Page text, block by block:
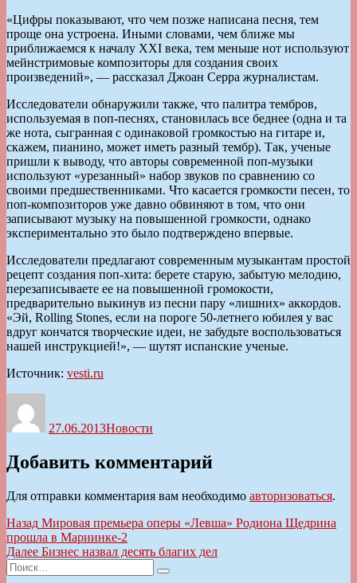
«Цифры показывают, что чем позже написана песня, тем
проще она устроена. Иными словами, чем ближе мы
приближаемся к началу XXI века, тем меньше нот используют
мейнстримовые композиторы для создания своих
произведений», — рассказал Джоан Серра журналистам.
Исследователи обнаружили также, что палитра тембров,
используемая в поп-песнях, становилась все беднее (одна и та
же нота, сыгранная с одинаковой громкостью на гитаре и,
скажем, пианино, может иметь разный тембр). Так, ученые
пришли к выводу, что авторы современной поп-музыки
используют «урезанный» набор звуков по сравнению со
своими предшественниками. Что касается громкости песен, то
поп-композиторов уже давно обвиняют в том, что они
записывают музыку на повышенной громкости, однако
экспериментально это было подтверждено впервые.
Исследователи предлагают современным музыкантам простой
рецепт создания поп-хита: берете старую, забытую мелодию,
перезаписываете ее на повышенной громокости,
предварительно выкинув из песни пару «лишних» аккордов.
«Эй, Rolling Stones, если на пороге 50-летнего юбилея у вас
вдруг кончатся творческие идеи, не забудьте воспользоваться
нашей инструкцией!», — шутят испанские ученые.
Источник: vesti.ru
27.06.2013Новости
Добавить комментарий
Для отправки комментария вам необходимо авторизоваться.
Навигация
по
записям
Назад Предыдущая
запись:
Мировая премьера оперы «Левша» Родиона Щедрина
прошла в Мариинке-2
Далее Следующая
Бизнес назвал десять благих дел
Искать:
Поиск